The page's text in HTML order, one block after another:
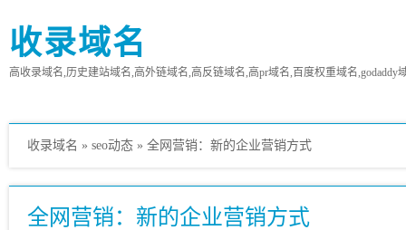
收录域名
高收录域名,历史建站域名,高外链域名,高反链域名,高pr域名,百度权重域名,godaddy
收录域名 » seo动态 » 全网营销：新的企业营销方式
全网营销：新的企业营销方式